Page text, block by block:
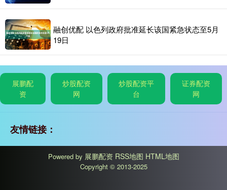
融创优配 以色列政府批准延长该国紧急状态至5月
19日
展鹏配
资
炒股配资
网
炒股配资平
台
证券配资
网
友情链接：
Powered by 展鹏配资 RSS地图 HTML地图
Copyright © 2013-2025